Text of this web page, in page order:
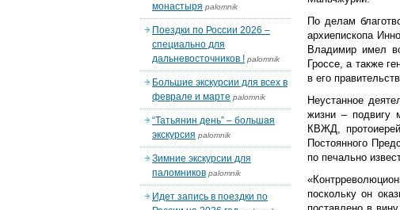
По делам
архиепископа
Владимир имел
Гроссе, а также
в его
Неустанное
жизни – подвигу
КВЖД,
Постоянного
по печально
поскольку он
монастыря palomnik
Поездки по России 2026 –
специально для
дальневосточников ! palomnik
Большие экскурсии для всех в
феврале и марте palomnik
“Татьянин день” – большая
экскурсия palomnik
Зимние экскурсии для
паломников palomnik
Идет запись в поездки по